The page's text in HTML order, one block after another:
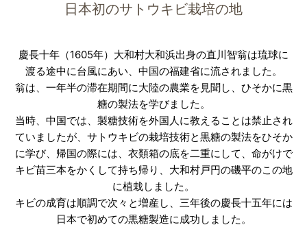
日本初のサトウキビ栽培の地
慶長十年（1605年）大和村大和浜出身の直川智翁は琉球に
渡る途中に台風にあい、中国の福建省に流されました。
翁は、一年半の滞在期間に大陸の農業を見聞し、ひそかに黒
糖の製法を学びました。
当時、中国では、製糖技術を外国人に教えることは禁止され
ていましたが、サトウキビの栽培技術と黒糖の製法をひそか
に学び、帰国の際には、衣類箱の底を二重にして、命がけで
キビ苗三本をかくして持ち帰り、大和村戸円の磯平のこの地
に植栽しました。
キビの成育は順調で次々と増産し、三年後の慶長十五年には
日本で初めての黒糖製造に成功しました。